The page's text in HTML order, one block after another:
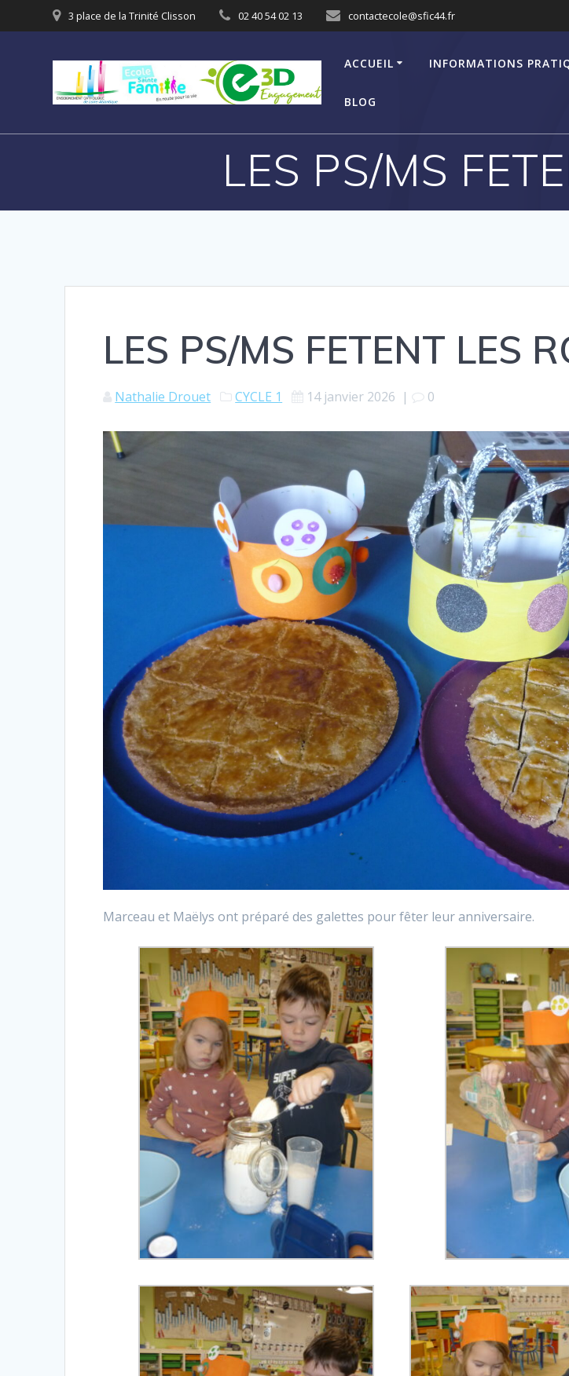
3 place de la Trinité Clisson 02 40 54 02 13 contactecole@sfic44.fr
ACCUEIL INFORMATIONS
BLOG
LES PS/MS
LES PS/MS FETENT LES
Nathalie Drouet CYCLE 1 14 janvier 2026 | 0
Marceau et Maëlys ont préparé des galettes pour fêter leur anniversaire.